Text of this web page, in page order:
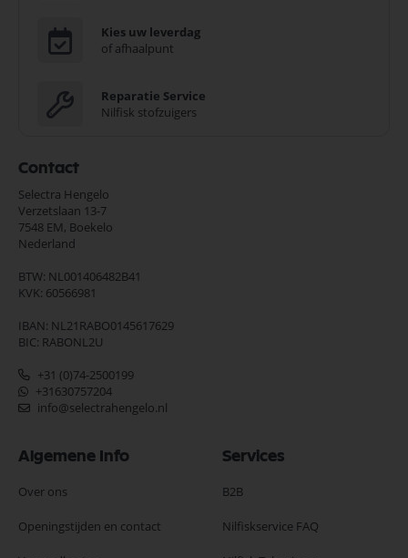
Kies uw leverdag
of afhaalpunt
Reparatie Service
Nilfisk stofzuigers
Contact
Selectra Hengelo
Verzetslaan 13-7
7548 EM, Boekelo
Nederland
BTW: NL001406482B41
KVK: 60566981
IBAN: NL21RABO0145617629
BIC: RABONL2U
+31 (0)74-2500199
+31630757204
info@selectrahengelo.nl
Algemene Info
Over ons
Openingstijden en contact
Services
B2B
Nilfiskservice FAQ